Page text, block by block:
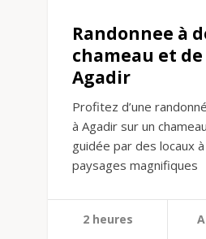
Randonnee à
chameau et
Agadir
Profitez d’une
à Agadir sur un
guidée par des locaux
paysages magnifiques
2 heures